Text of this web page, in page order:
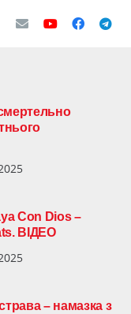
Con Dios –
ВІДЕО
– намазка з